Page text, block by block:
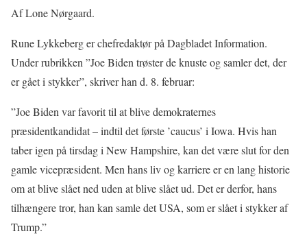
Af Lone Nørgaard.
Rune Lykkeberg er chefredaktør på Dagbladet Information.
Under rubrikken ”Joe Biden trøster de knuste og samler det, der
er gået i stykker”, skriver han d. 8. februar:
”Joe Biden var favorit til at blive demokraternes
præsidentkandidat – indtil det første ’caucus’ i Iowa. Hvis han
taber igen på tirsdag i New Hampshire, kan det være slut for den
gamle vicepræsident. Men hans liv og karriere er en lang historie
om at blive slået ned uden at blive slået ud. Det er derfor, hans
tilhængere tror, han kan samle det USA, som er slået i stykker af
Trump.”